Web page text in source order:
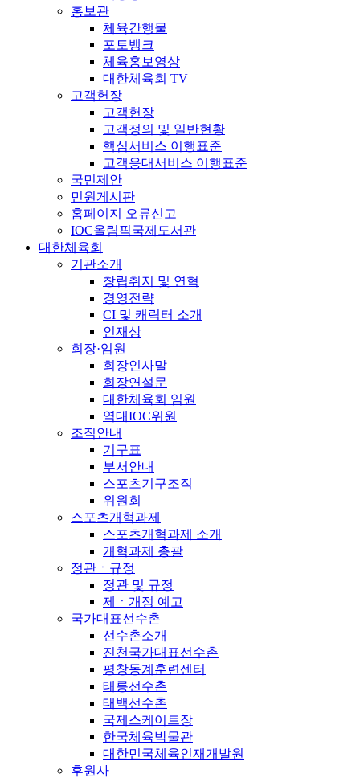
홍보관
체육간행물
포토뱅크
체육홍보영상
대한체육회 TV
고객헌장
고객헌장
고객정의 및 일반현황
핵심서비스 이행표준
고객응대서비스 이행표준
국민제안
민원게시판
홈페이지 오류신고
IOC올림픽국제도서관
대한체육회
기관소개
창립취지 및 연혁
경영전략
CI 및 캐릭터 소개
인재상
회장·임원
회장인사말
회장연설문
대한체육회 임원
역대IOC위원
조직안내
기구표
부서안내
스포츠기구조직
위원회
스포츠개혁과제
스포츠개혁과제 소개
개혁과제 총괄
정관ㆍ규정
정관 및 규정
제ㆍ개정 예고
국가대표선수촌
선수촌소개
진천국가대표선수촌
평창동계훈련센터
태릉선수촌
태백선수촌
국제스케이트장
한국체육박물관
대한민국체육인재개발원
후원사